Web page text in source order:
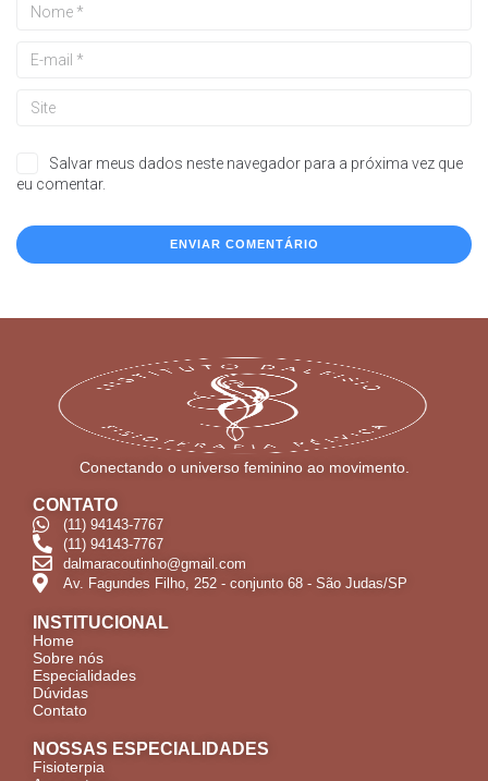
Salvar meus dados neste navegador para a próxima vez que
eu comentar.
Conectando o universo feminino ao movimento.
CONTATO
(11) 94143-7767
(11) 94143-7767
dalmaracoutinho@gmail.com
Av. Fagundes Filho, 252 - conjunto 68 - São Judas/SP
INSTITUCIONAL
Home
Sobre nós
Especialidades
Dúvidas
Contato
NOSSAS ESPECIALIDADES
Fisioterpia